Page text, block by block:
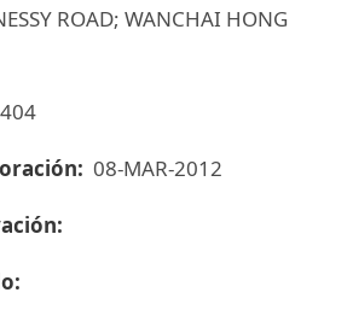
ROAD; WANCHAI HONG
08-MAR-2012